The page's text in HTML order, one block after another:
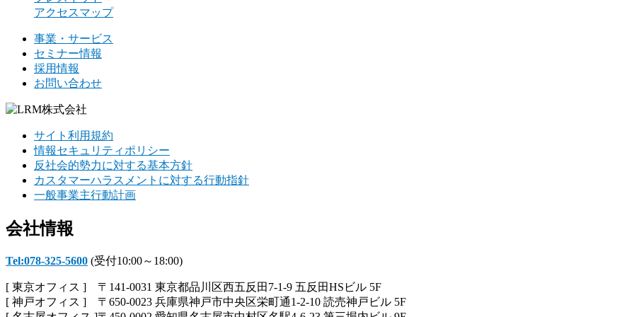
アクセスマップ
事業・サービス
セミナー情報
採用情報
お問い合わせ
サイト利用規約
情報セキュリティポリシー
反社会的勢力に対する基本方針
カスタマーハラスメントに対する行動指針
一般事業主行動計画
会社情報
Tel:078-325-5600 (受付10:00～18:00)
[ 東京オフィス ] 〒141-0031 東京都品川区西五反田7-1-9 五反田HSビル 5F
[ 神戸オフィス ] 〒650-0023 兵庫県神戸市中央区栄町通1-2-10 読売神戸ビル 5F